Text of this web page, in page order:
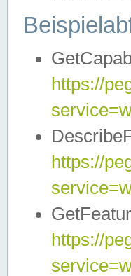
https://
https://
https://